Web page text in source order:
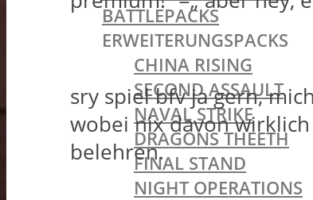
BATTLEPACKS
ERWEITERUNGSPACKS
CHINA RISING
SECOND ASSAULT
NAVAL STRIKE
DRAGONS THEETH
FINAL STAND
NIGHT OPERATIONS
sry spiel bfv ja gern,
wobei nix davon
belehren.